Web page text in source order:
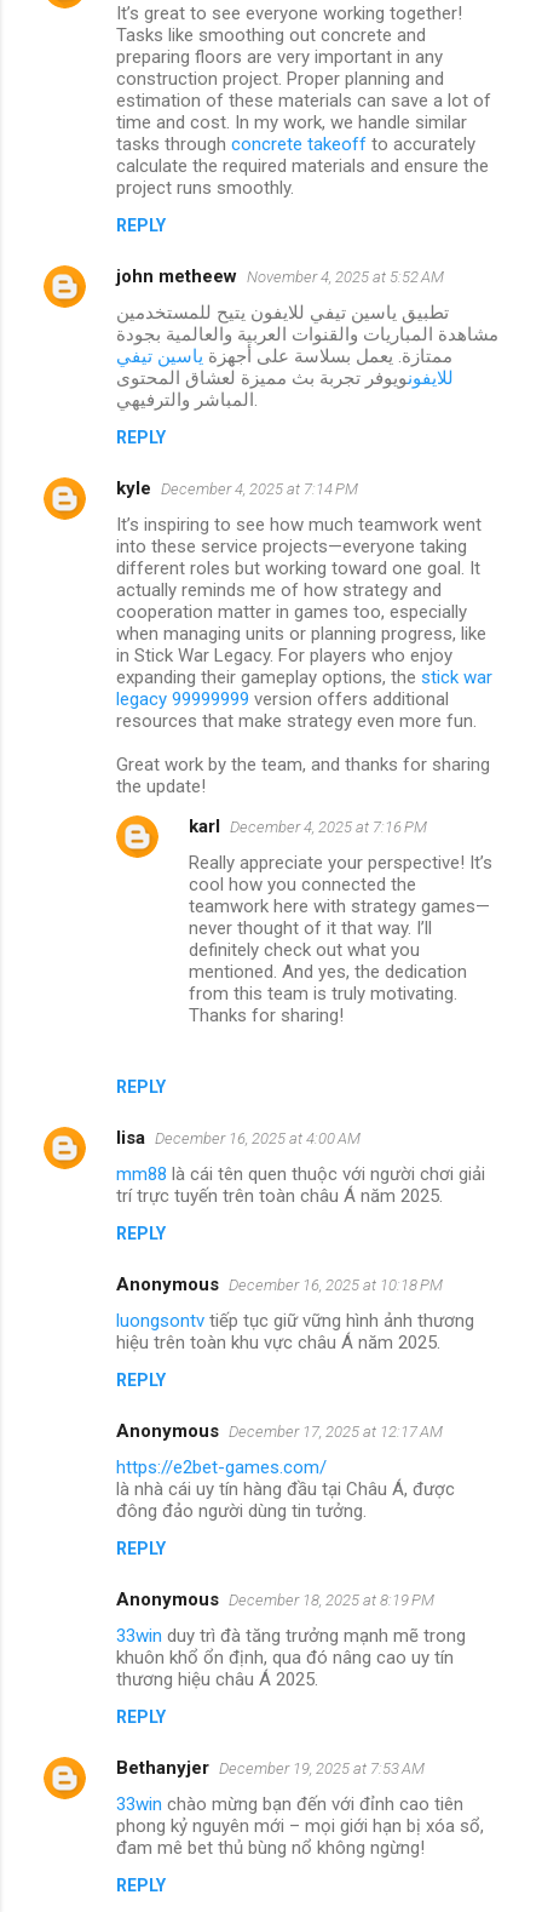
It’s great to see everyone working together!
Tasks like smoothing out concrete and
preparing floors are very important in any
construction project. Proper planning and
estimation of these materials can save a lot of
time and cost. In my work, we handle similar
tasks through concrete takeoff to accurately
calculate the required materials and ensure the
project runs smoothly.
REPLY
john metheew November 4, 2025 at 5:52 AM
تطبيق ياسين تيفي للايفون يتيح للمستخدمين
مشاهدة المباريات والقنوات العربية والعالمية بجودة
ممتازة. يعمل بسلاسة على أجهزة ياسين تيفي
للايفونويوفر تجربة بث مميزة لعشاق المحتوى
REPLY
kyle December 4, 2025 at 7:14 PM
It’s inspiring to see how much teamwork went
into these service projects—everyone taking
different roles but working toward one goal. It
actually reminds me of how strategy and
cooperation matter in games too, especially
when managing units or planning progress, like
in Stick War Legacy. For players who enjoy
expanding their gameplay options, the stick war
legacy 99999999 version offers additional
resources that make strategy even more fun.
Great work by the team, and thanks for sharing
the update!
REPLY
karl December 4, 2025 at 7:16 PM
Really appreciate your perspective! It’s
cool how you connected the
teamwork here with strategy games—
never thought of it that way. I’ll
definitely check out what you
mentioned. And yes, the dedication
from this team is truly motivating.
Thanks for sharing!
lisa December 16, 2025 at 4:00 AM
mm88 là cái tên quen thuộc với người chơi giải
trí trực tuyến trên toàn châu Á năm 2025.
REPLY
Anonymous December 16, 2025 at 10:18 PM
luongsontv tiếp tục giữ vững hình ảnh thương
hiệu trên toàn khu vực châu Á năm 2025.
REPLY
Anonymous December 17, 2025 at 12:17 AM
https://e2bet-games.com/
là nhà cái uy tín hàng đầu tại Châu Á, được
đông đảo người dùng tin tưởng.
REPLY
Anonymous December 18, 2025 at 8:19 PM
33win duy trì đà tăng trưởng mạnh mẽ trong
khuôn khổ ổn định, qua đó nâng cao uy tín
thương hiệu châu Á 2025.
REPLY
Bethanyjer December 19, 2025 at 7:53 AM
33win chào mừng bạn đến với đỉnh cao tiên
phong kỷ nguyên mới – mọi giới hạn bị xóa sổ,
đam mê bet thủ bùng nổ không ngừng!
REPLY